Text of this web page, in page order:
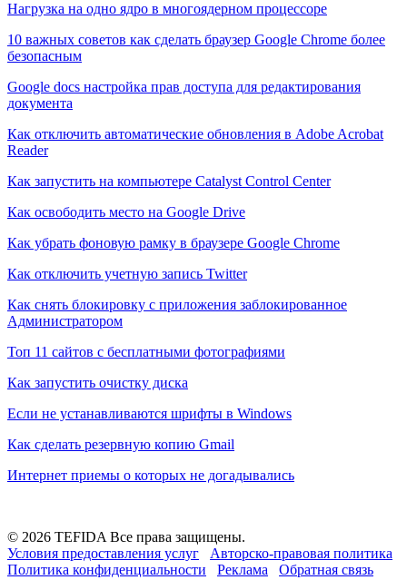
Нагрузка на одно ядро в многоядерном процессоре
10 важных советов как сделать браузер Google Chrome более
безопасным
Google docs настройка прав доступа для редактирования
документа
Как отключить автоматические обновления в Adobe Acrobat
Reader
Как запустить на компьютере Catalyst Control Center
Как освободить место на Google Drive
Как убрать фоновую рамку в браузере Google Chrome
Как отключить учетную запись Twitter
Как снять блокировку с приложения заблокированное
Администратором
Топ 11 сайтов с бесплатными фотографиями
Как запустить очистку диска
Если не устанавливаются шрифты в Windows
Как сделать резервную копию Gmail
Интернет приемы о которых не догадывались
© 2026 TEFIDA Все права защищены.
Условия предоставления услуг
Авторско-правовая политика
Политика конфиденциальности
Реклама Обратная связь